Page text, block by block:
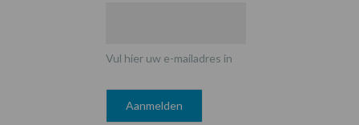
Vul hier uw e-mailadres in